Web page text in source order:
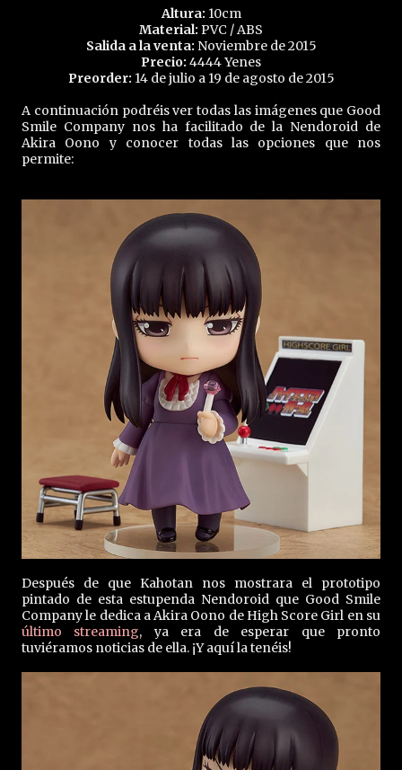
Altura: 10cm
Material: PVC / ABS
Salida a la venta: Noviembre de 2015
Precio: 4444 Yenes
Preorder: 14 de julio a 19 de agosto de 2015
A continuación podréis ver todas las imágenes que Good
Smile Company nos ha facilitado de la Nendoroid de
Akira Oono y conocer todas las opciones que nos
permite:
Después de que Kahotan nos mostrara el prototipo
pintado de esta estupenda Nendoroid que Good Smile
Company le dedica a Akira Oono de High Score Girl en su
último streaming, ya era de esperar que pronto
tuviéramos noticias de ella. ¡Y aquí la tenéis!